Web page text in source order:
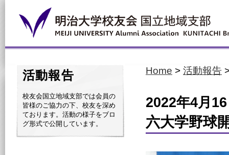
Home > 活動報告
2022年4月
六大学野球
活動報告
校友会国立地域支部では会員の
皆様のご協力の下、校友を深め
ております。活動の様子をブロ
グ形式で公開しています。